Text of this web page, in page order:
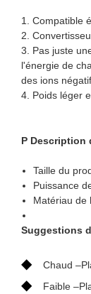
1. Compatible
2.
3. Pas juste
l'énergie de
des ions
4. Poids léger
P Description
Taille du
Puissance
Matériau de
Suggestions
◆ Chaud
◆ Faible